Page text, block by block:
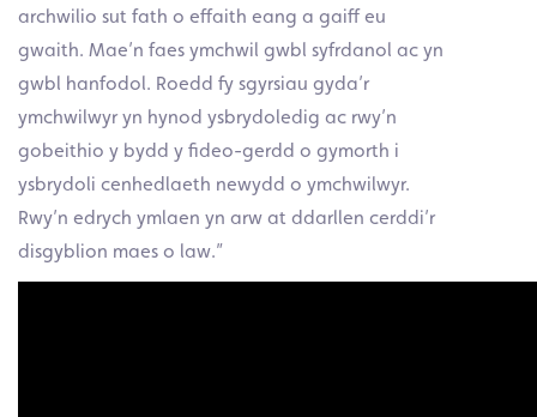
archwilio sut fath o effaith eang a gaiff eu
gwaith. Mae’n faes ymchwil gwbl syfrdanol ac yn
gwbl hanfodol. Roedd fy sgyrsiau gyda’r
ymchwilwyr yn hynod ysbrydoledig ac rwy’n
gobeithio y bydd y fideo-gerdd o gymorth i
ysbrydoli cenhedlaeth newydd o ymchwilwyr.
Rwy’n edrych ymlaen yn arw at ddarllen cerddi’r
disgyblion maes o law.”